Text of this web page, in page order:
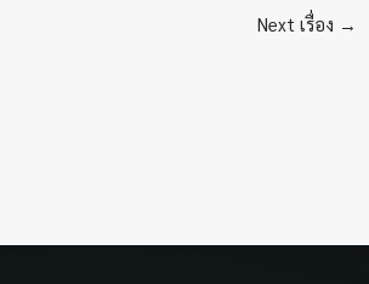
Next เรื่อง →